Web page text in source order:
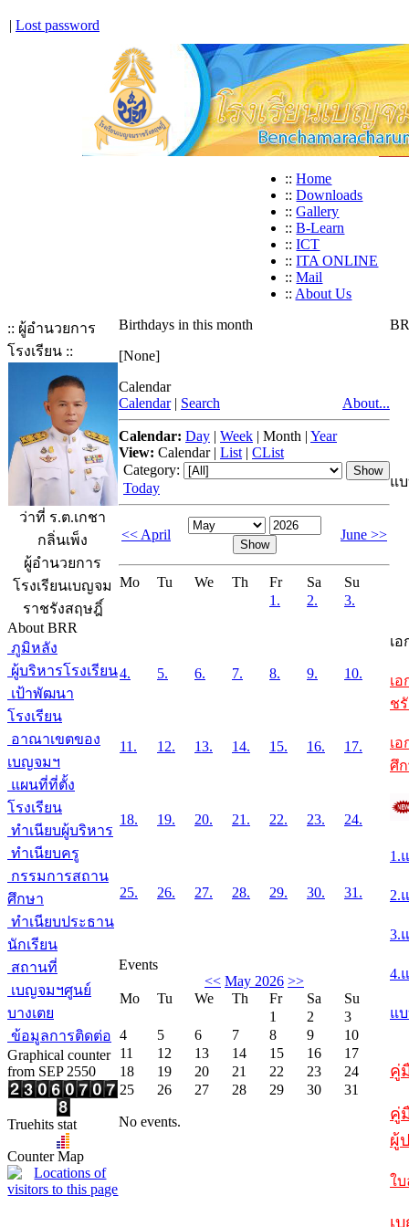
| Lost password
:: Home
:: Downloads
:: Gallery
:: B-Learn
:: ICT
:: ITA ONLINE
:: Mail
:: About Us
:: ผู้อำนวยการ
โรงเรียน ::
ว่าที่ ร.ต.เกชา
กลิ่นเพ็ง
ผู้อำนวยการ
โรงเรียนเบญจม
ราชรังสฤษฎิ์
About BRR
ภูมิหลัง
ผู้บริหารโรงเรียน
เป้าพัฒนา
โรงเรียน
อาณาเขตของ
เบญจมฯ
แผนที่ที่ตั้ง
โรงเรียน
ทำเนียบผู้บริหาร
ทำเนียบครู
กรรมการสถาน
ศึกษา
ทำเนียบประธาน
นักเรียน
สถานที่
เบญจมฯศูนย์
บางเตย
ข้อมูลการติดต่อ
Graphical counter
from SEP 2550
Truehits stat
Counter Map
Birthdays in this month
[None]
Calendar
Calendar | Search About...
Calendar: Day | Week | Month | Year
View: Calendar| List | CList
Category:
Today
<< April June >>
Mo Tu We Th Fr Sa
Su
1.
2. 3.
4. 5. 6. 7. 8. 9. 10.
11. 12. 13. 14. 15. 16. 17.
18. 19. 20. 21. 22. 23. 24.
25. 26. 27. 28. 29. 30. 31.
Events
<< May 2026 >>
Mo
Tu We Th Fr Sa
Su
1
2
3
4
5 6 7 8 9
10
11
12 13 14 15 16
17
18
19 20 21 22 23
24
25
26 27 28 29 30 31
No events.
แ
เ
เ
ช
เ
ศึ
1.
2.
3.
4.
แ
คู่
คู่
ผู้
ใ
เ